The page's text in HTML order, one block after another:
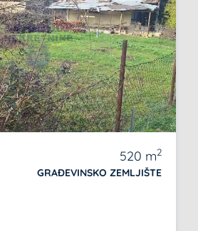
520 m2
GRAĐEVINSKO ZEMLJIŠTE